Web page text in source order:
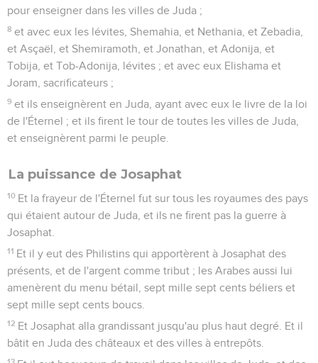
pour enseigner dans les villes de Juda ;
8 et avec eux les lévites, Shemahia, et Nethania, et Zebadia,
et Asçaël, et Shemiramoth, et Jonathan, et Adonija, et
Tobija, et Tob-Adonija, lévites ; et avec eux Elishama et
Joram, sacrificateurs ;
9 et ils enseignèrent en Juda, ayant avec eux le livre de la loi
de l'Éternel ; et ils firent le tour de toutes les villes de Juda,
et enseignèrent parmi le peuple.
La puissance de Josaphat
10 Et la frayeur de l'Éternel fut sur tous les royaumes des pays
qui étaient autour de Juda, et ils ne firent pas la guerre à
Josaphat.
11 Et il y eut des Philistins qui apportèrent à Josaphat des
présents, et de l'argent comme tribut ; les Arabes aussi lui
amenèrent du menu bétail, sept mille sept cents béliers et
sept mille sept cents boucs.
12 Et Josaphat alla grandissant jusqu'au plus haut degré. Et il
bâtit en Juda des châteaux et des villes à entrepôts.
13